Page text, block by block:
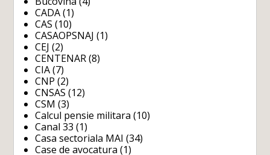
CADA (1)
CAS (10)
CASAOPSNAJ (1)
CEJ (2)
CENTENAR (8)
CIA (7)
CNP (2)
CNSAS (12)
CSM (3)
Calcul pensie militara (10)
Canal 33 (1)
Casa sectoriala MAI (34)
Case de avocatura (1)